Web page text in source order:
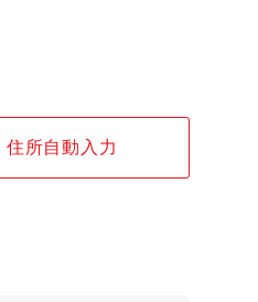
住所自動入力